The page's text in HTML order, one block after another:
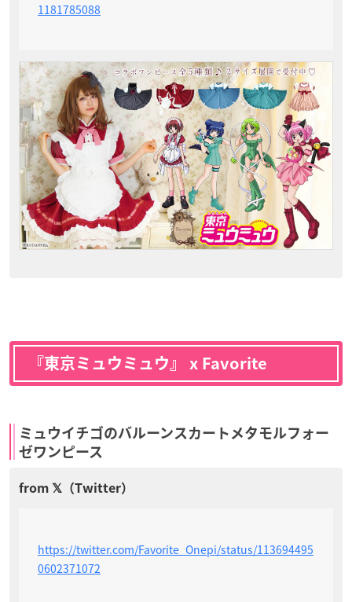
1181785088
『東京ミュウミュウ』 x Favorite
ミュウイチゴのバルーンスカートメタモルフォー
ゼワンピース
https://twitter.com/Favorite_Onepi/status/113694495
0602371072